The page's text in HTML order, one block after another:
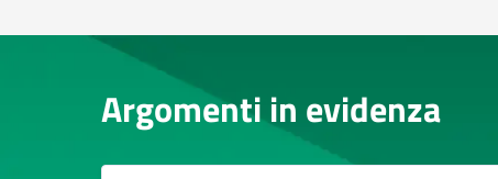
Argomenti in evidenza